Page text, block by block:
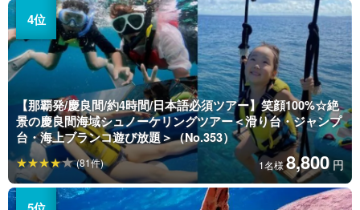
【那覇発/慶良間/約4時間/日本語必須ツアー】笑顔100%☆絶
景の慶良間海域シュノーケリングツアー＜滑り台・ジャンプ
台・海上ブランコ遊び放題＞（No.353）
1名様8,800 円
(81件)